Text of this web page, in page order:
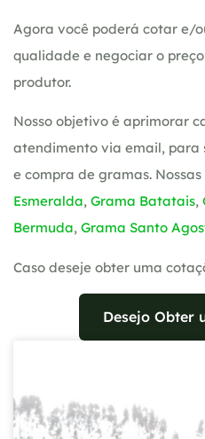
Agora você poderá cotar e/
qualidade e negociar o
produtor.
Nosso objetivo é aprimorar
atendimento via email, para
e compra de gramas.
Esmeralda, Grama Batatais,
Bermuda, Grama Santo
Caso deseje obter uma
Desejo Obter